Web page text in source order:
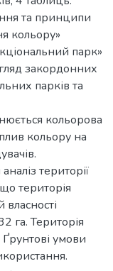
та принципи
кольору»
парк»
закордонних
парків та
кольорова
кольору на
території
територія
га. Територія
умови